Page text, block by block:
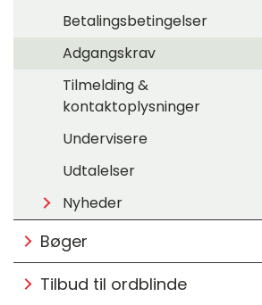
Betalingsbetingelser
Adgangskrav
Tilmelding &
kontaktoplysninger
Undervisere
Udtalelser
Nyheder
Bøger
Tilbud til ordblinde